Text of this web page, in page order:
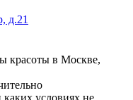
д.21
красоты в Москве,